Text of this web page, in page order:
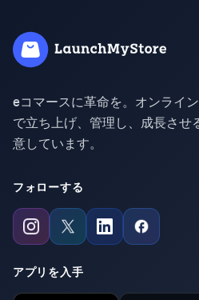
eコマースに革命を。オンライ
で立ち上げ、管理し、成長させ
意しています。
フォローする
アプリを入手